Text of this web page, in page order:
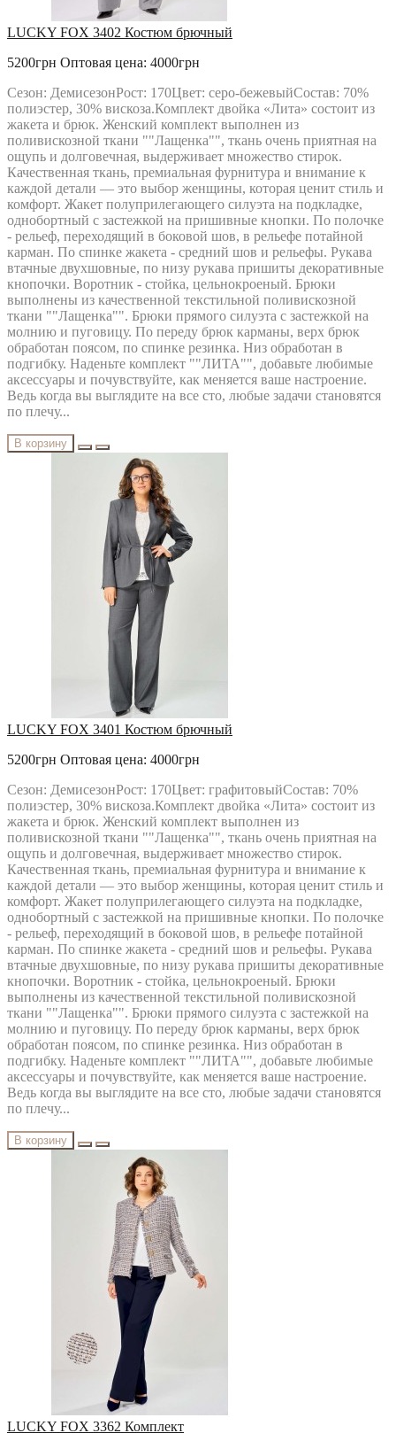
LUCKY FOX 3402 Костюм брючный
5200грн Оптовая цена: 4000грн
Сезон: ДемисезонРост: 170Цвет: серо-бежевыйСостав: 70%
полиэстер, 30% вискоза.Комплект двойка «Лита» состоит из
жакета и брюк. Женский комплект выполнен из
поливискозной ткани ""Лащенка"", ткань очень приятная на
ощупь и долговечная, выдерживает множество стирок.
Качественная ткань, премиальная фурнитура и внимание к
каждой детали — это выбор женщины, которая ценит стиль и
комфорт. Жакет полуприлегающего силуэта на подкладке,
однобортный с застежкой на пришивные кнопки. По полочке
- рельеф, переходящий в боковой шов, в рельефе потайной
карман. По спинке жакета - средний шов и рельефы. Рукава
втачные двухшовные, по низу рукава пришиты декоративные
кнопочки. Воротник - стойка, цельнокроеный. Брюки
выполнены из качественной текстильной поливискозной
ткани ""Лащенка"". Брюки прямого силуэта с застежкой на
молнию и пуговицу. По переду брюк карманы, верх брюк
обработан поясом, по спинке резинка. Низ обработан в
подгибку. Наденьте комплект ""ЛИТА"", добавьте любимые
аксессуары и почувствуйте, как меняется ваше настроение.
Ведь когда вы выглядите на все сто, любые задачи становятся
по плечу...
В корзину
LUCKY FOX 3401 Костюм брючный
5200грн Оптовая цена: 4000грн
Сезон: ДемисезонРост: 170Цвет: графитовыйСостав: 70%
полиэстер, 30% вискоза.Комплект двойка «Лита» состоит из
жакета и брюк. Женский комплект выполнен из
поливискозной ткани ""Лащенка"", ткань очень приятная на
ощупь и долговечная, выдерживает множество стирок.
Качественная ткань, премиальная фурнитура и внимание к
каждой детали — это выбор женщины, которая ценит стиль и
комфорт. Жакет полуприлегающего силуэта на подкладке,
однобортный с застежкой на пришивные кнопки. По полочке
- рельеф, переходящий в боковой шов, в рельефе потайной
карман. По спинке жакета - средний шов и рельефы. Рукава
втачные двухшовные, по низу рукава пришиты декоративные
кнопочки. Воротник - стойка, цельнокроеный. Брюки
выполнены из качественной текстильной поливискозной
ткани ""Лащенка"". Брюки прямого силуэта с застежкой на
молнию и пуговицу. По переду брюк карманы, верх брюк
обработан поясом, по спинке резинка. Низ обработан в
подгибку. Наденьте комплект ""ЛИТА"", добавьте любимые
аксессуары и почувствуйте, как меняется ваше настроение.
Ведь когда вы выглядите на все сто, любые задачи становятся
по плечу...
В корзину
LUCKY FOX 3362 Комплект